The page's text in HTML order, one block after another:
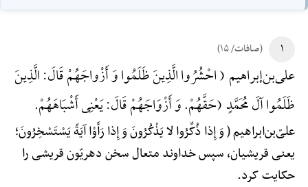
۱ (صافات/ ۱۵)
علی‌بن‌إبراهیم ( احْشُرُوا الَّذِینَ ظَلَمُوا وَ أَزْواجَهُمْ قَالَ: الَّذِینَ
ظَلَمُوا آلَ مُحَمَّدٍ (حَقَّهُمْ. وَ أَزْوَاجَهُمْ قَالَ: یَعْنِی أَشْبَاهَهُمْ.
علیّ‌بن‌ابراهیم ( وَ إِذا ذُکِّرُوا لا یَذْکُرُونَ وَ إِذا رَأَوْا آیَةً یَسْتَسْخِرُونَ؛
یعنی قریشیان، سپس خداوند متعال سخن دهریّون قریشی را
حکایت کرد.